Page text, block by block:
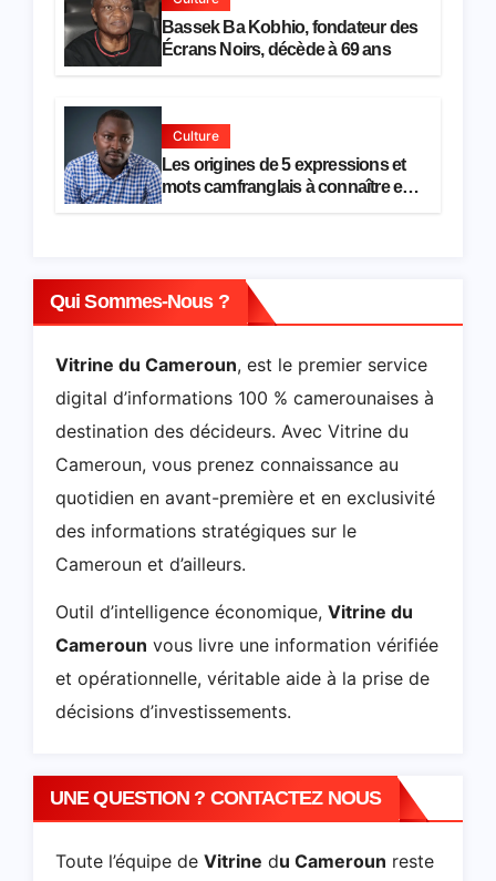
Bassek Ba Kobhio, fondateur des
Écrans Noirs, décède à 69 ans
Culture
Les origines de 5 expressions et
mots camfranglais à connaître en
Qui Sommes-Nous ?
Vitrine du Cameroun, est le premier service
digital d’informations 100 % camerounaises à
destination des décideurs. Avec Vitrine du
Cameroun, vous prenez connaissance au
quotidien en avant-première et en exclusivité
des informations stratégiques sur le
Cameroun et d’ailleurs.
Outil d’intelligence économique, Vitrine du
Cameroun vous livre une information vérifiée
et opérationnelle, véritable aide à la prise de
décisions d’investissements.
UNE QUESTION ? CONTACTEZ NOUS
Toute l’équipe de Vitrine du Cameroun reste